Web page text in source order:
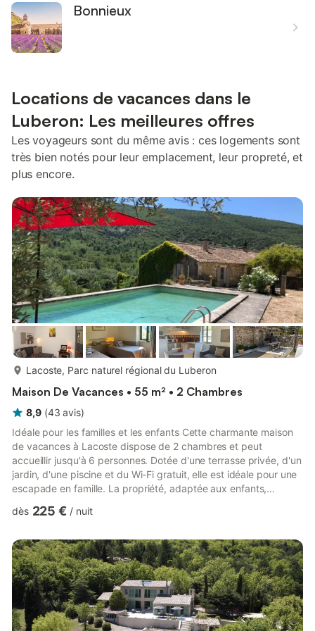
Bonnieux
Locations de vacances dans le
Luberon: Les meilleures offres
Les voyageurs sont du même avis : ces logements sont
très bien notés pour leur emplacement, leur propreté, et
plus encore.
Lacoste, Parc naturel régional du Luberon
Maison De Vacances • 55 m² • 2 Chambres
8,9 (43 avis)
Idéale pour les familles et les enfants Cette charmante maison
de vacances à Lacoste dispose de 2 chambres et peut
accueillir jusqu'à 6 personnes. Dotée d'une terrasse privée, d'un
jardin, d'une piscine et du Wi-Fi gratuit, elle est idéale pour une
escapade en famille. La propriété, adaptée aux enfants,
compagnie est le bienvenu. Activités et points forts à proximité
km). Les restaurants sont à seulement 3 km et les
supermarchés à 6 km. Pour une journée nature, visit...
dès 225 € / nuit